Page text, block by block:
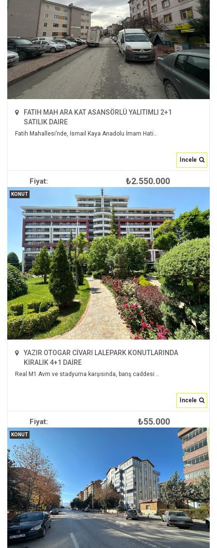
FATIH MAH ARA KAT ASANSÖRLÜ YALITIMLI 2+1
SATILIK DAIRE
Fatih Mahallesi’nde, İsmail Kaya Anadolu İmam Hati..
İncele
Fiyat: ₺2.550.000
null
İNCELE
KONUT
YAZIR OTOGAR CİVARI LALEPARK KONUTLARINDA
KİRALIK 4+1 DAİRE
Real M1 Avm ve stadyuma karşısında, barış caddesi ..
İncele
Fiyat: ₺55.000
200 m
KONUT